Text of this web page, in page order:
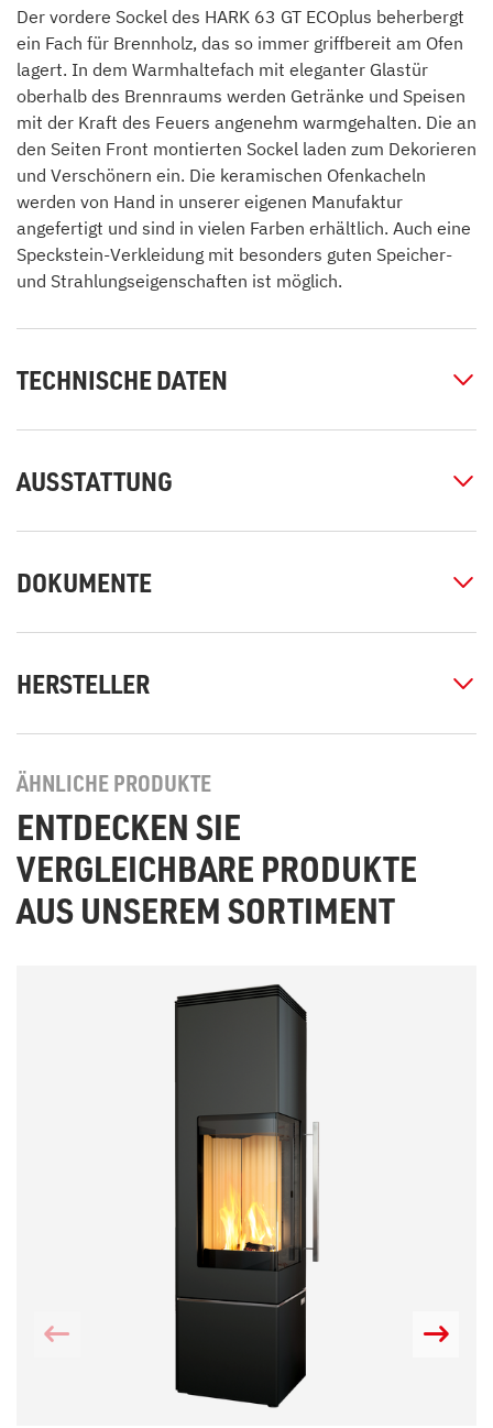
Der vordere Sockel des HARK 63 GT ECOplus beherbergt
ein Fach für Brennholz, das so immer griffbereit am Ofen
lagert. In dem Warmhaltefach mit eleganter Glastür
oberhalb des Brennraums werden Getränke und Speisen
mit der Kraft des Feuers angenehm warmgehalten. Die an
den Seiten Front montierten Sockel laden zum Dekorieren
und Verschönern ein. Die keramischen Ofenkacheln
werden von Hand in unserer eigenen Manufaktur
angefertigt und sind in vielen Farben erhältlich. Auch eine
Speckstein-Verkleidung mit besonders guten Speicher-
und Strahlungseigenschaften ist möglich.
TECHNISCHE DATEN
AUSSTATTUNG
DOKUMENTE
HERSTELLER
ÄHNLICHE PRODUKTE
ENTDECKEN SIE
VERGLEICHBARE PRODUKTE
AUS UNSEREM SORTIMENT